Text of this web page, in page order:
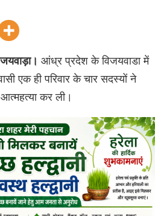
आंध्र प्रदेश के विजयवाडा में
एक ही परिवार के चार सदस्यों ने
कर ली।